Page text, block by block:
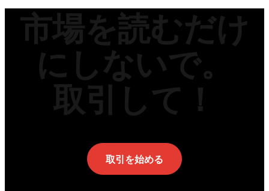
市場を読むだけ
にしないで。
取引して！
取引を始める